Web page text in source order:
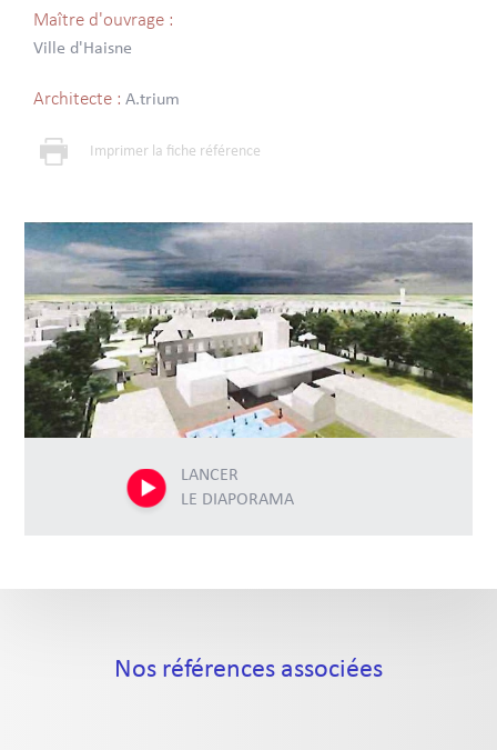
Maître d'ouvrage :
Ville d'Haisne
Architecte : A.trium
Imprimer la fiche référence
LANCER
LE DIAPORAMA
Nos références associées